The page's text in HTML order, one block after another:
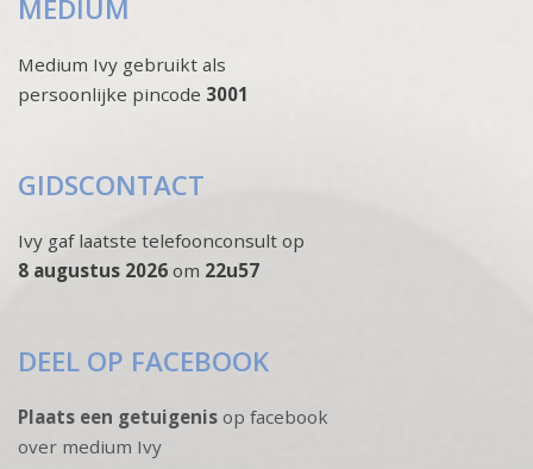
MEDIUM
Medium Ivy gebruikt als
persoonlijke pincode 3001
GIDSCONTACT
Ivy gaf laatste telefoonconsult op
8 augustus 2026 om 22u57
DEEL OP FACEBOOK
Plaats een getuigenis op facebook
over medium Ivy